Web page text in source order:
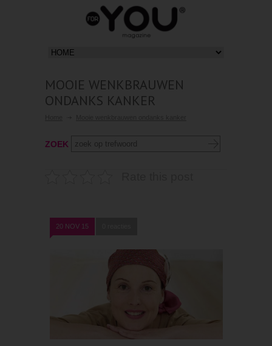
MOOIE WENKBRAUWEN
ONDANKS KANKER
ZOEK
20 NOV 15